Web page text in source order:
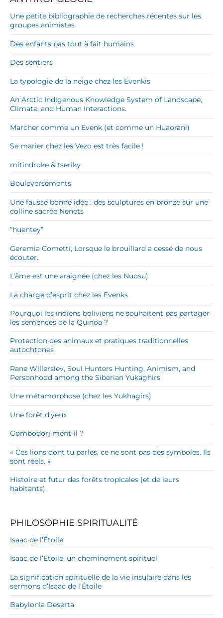
Une petite bibliographie de recherches récentes sur les
groupes animistes
Des enfants pas tout à fait humains
Des sentiers
La typologie de la neige chez les Evenkis
An Arctic Indigenous Knowledge System of Landscape,
Climate, and Human Interactions.
Marcher comme un Evenk (et comme un Huaorani)
Se marier chez les Vezo est très facile !
mitindroke & tseriky
Bouleversements
Une fausse bonne idée : des sculptures en bronze sur une
colline sacrée Nenets
“huentey”
Geremia Cometti, Lorsque le brouillard a cessé de nous
écouter.
L’âme est une araignée (chez les Nuosu)
La charge d’esprit chez les Evenks
Pourquoi les indiens boliviens ne souhaitent pas partager
les semences de la Quinoa ?
Protection des animaux et pratiques traditionnelles
autochtones
Rane Willerslev, Soul Hunters Hunting, Animism, and
Personhood among the Siberian Yukaghirs
Une métamorphose (chez les Yukhagirs)
Une forêt d’yeux
Gombodorj ment-il ?
« Ces lions dont tu parles, ce ne sont pas des symboles. Ils
sont réels. »
Histoire et futur des forêts tropicales (et de leurs
habitants)
PHILOSOPHIE SPIRITUALITÉ
Isaac de l’Étoile
Isaac de l’Étoile, un cheminement spirituel
La signification spirituelle de la vie insulaire dans les
sermons d’Isaac de l’Étoile
Babylonia Deserta